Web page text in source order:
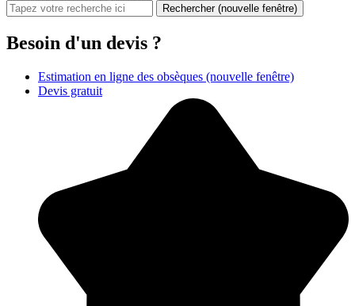
Rechercher (nouvelle fenêtre)
Besoin d'un devis ?
Estimation en ligne des obsèques (nouvelle fenêtre)
Devis gratuit